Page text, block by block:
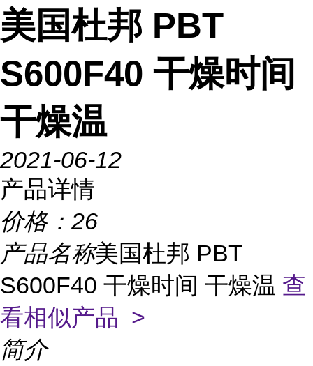
美国杜邦 PBT
S600F40 干燥时间
干燥温
2021-06-12
产品详情
价格： 26
产品名称美国杜邦 PBT
S600F40 干燥时间 干燥温 查
看相似产品 >
简介